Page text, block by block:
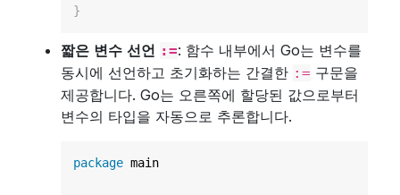
}
짧은 변수 선언 :=: 함수 내부에서 Go는 변수를
동시에 선언하고 초기화하는 간결한 := 구문을
제공합니다. Go는 오른쪽에 할당된 값으로부터
변수의 타입을 자동으로 추론합니다.
package main